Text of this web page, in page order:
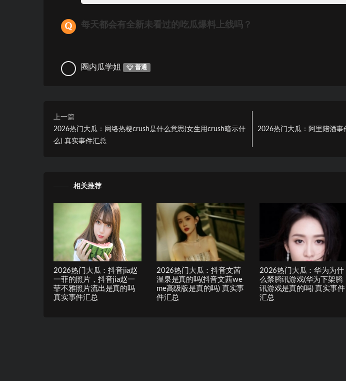
每天都会有全新未看过的吃瓜爆料上线吗？
圈内瓜学姐 普通
上一篇
2026热门大瓜：网络热梗crush是什么意思(女生用crush暗示什
么) 真实事件汇总
2026热门大瓜：阿里陪酒事
相关推荐
2026热门大瓜：抖音jia赵
一菲的照片，抖音jia赵一
菲不雅照片流出是真的吗
真实事件汇总
2026热门大瓜：抖音文茜
温泉是真的吗(抖音文茜we
me高级版是真的吗) 真实事
件汇总
2026热门大瓜：华为为什
么禁腾讯游戏(华为下架腾
讯游戏是真的吗) 真实事件
汇总